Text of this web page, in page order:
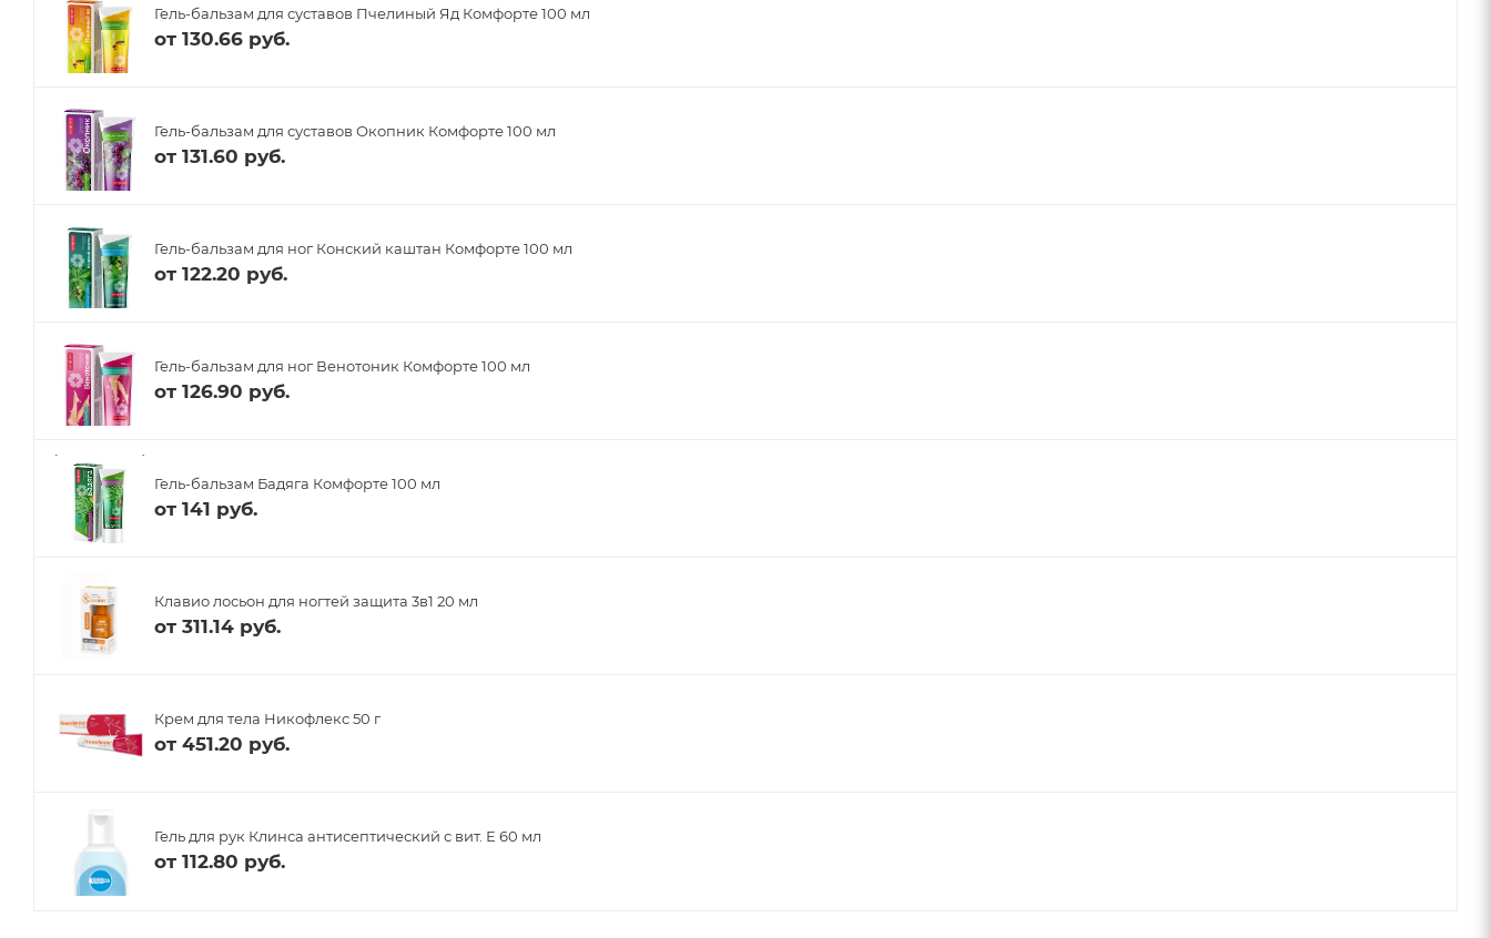
Гель-бальзам для суставов Пчелиный Яд Комфорте 100 мл
от 130.66 руб.
Гель-бальзам для суставов Окопник Комфорте 100 мл
от 131.60 руб.
Гель-бальзам для ног Конский каштан Комфорте 100 мл
от 122.20 руб.
Гель-бальзам для ног Венотоник Комфорте 100 мл
от 126.90 руб.
Гель-бальзам Бадяга Комфорте 100 мл
от 141 руб.
Клавио лосьон для ногтей защита 3в1 20 мл
от 311.14 руб.
Крем для тела Никофлекс 50 г
от 451.20 руб.
Гель для рук Клинса антисептический с вит. Е 60 мл
от 112.80 руб.